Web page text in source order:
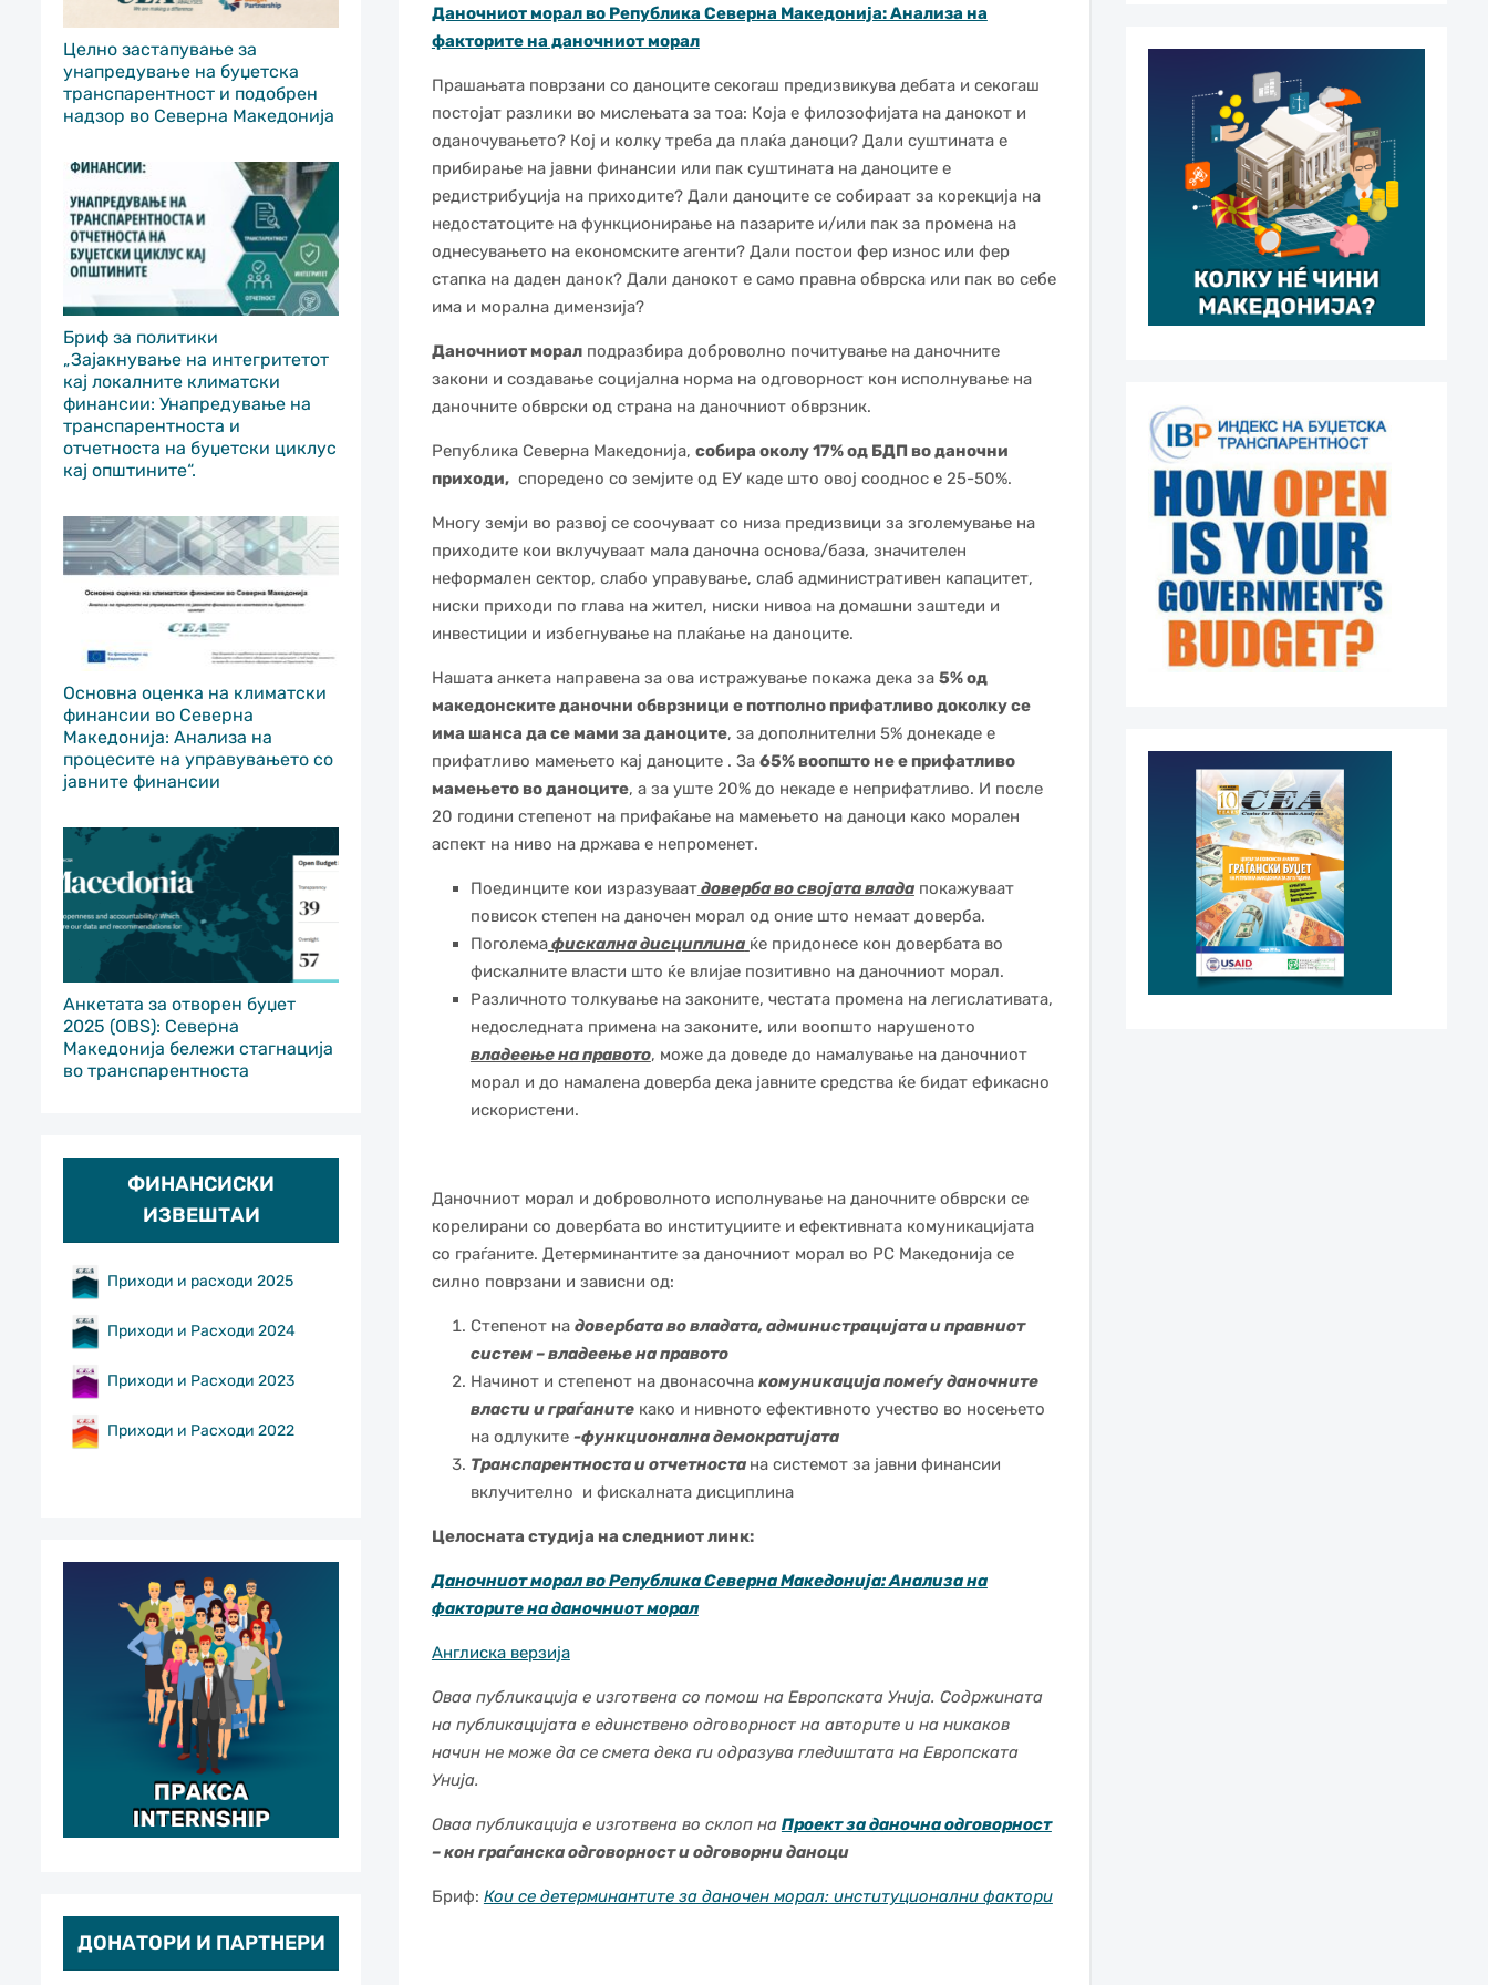
Целно застапување за
унапредување на буџетска
транспарентност и подобрен
надзор во Северна Македонија
Бриф за политики
„Зајакнување на интегритетот
кај локалните климатски
финансии: Унапредување на
транспарентноста и
отчетноста на буџетски циклус
кај општините“.
Основна оценка на климатски
финансии во Северна
Македонија: Анализа на
процесите на управувањето со
јавните финансии
Анкетата за отворен буџет
2025 (OBS): Северна
Македонија бележи стагнација
во транспарентноста
ФИНАНСИСКИ
ИЗВЕШТАИ
Приходи и расходи 2025
Приходи и Расходи 2024
Приходи и Расходи 2023
Приходи и Расходи 2022
ДОНАТОРИ И ПАРТНЕРИ
Даночниот морал во Република Северна Македонија: Анализа на
факторите на даночниот морал
Прашањата поврзани со даноците секогаш предизвикува дебата и секогаш
постојат разлики во мислењата за тоа: Која е филозофијата на данокот и
оданочувањето? Кој и колку треба да плаќа даноци? Дали суштината е
прибирање на јавни финансии или пак суштината на даноците е
редистрибуција на приходите? Дали даноците се собираат за корекција на
недостатоците на функционирање на пазарите и/или пак за промена на
однесувањето на економските агенти? Дали постои фер износ или фер
стапка на даден данок? Дали данокот е само правна обврска или пак во себе
има и морална димензија?
Даночниот моралподразбира доброволно почитување на даночните
закони и создавање социјална норма на одговорност кон исполнување на
даночните обврски од страна на даночниот обврзник.
Република Северна Македонија, собира околу 17% од БДП во даночни
приходи,споредено со земјите од ЕУ каде што овој сооднос е 25-50%.
Многу земји во развој се соочуваат со низа предизвици за зголемување на
приходите кои вклучуваат мала даночна основа/база, значителен
неформален сектор, слабо управување, слаб административен капацитет,
ниски приходи по глава на жител, ниски нивоа на домашни заштеди и
инвестиции и избегнување на плаќање на даноците.
Нашата анкета направена за ова истражување покажа дека за 5% од
македонските даночни обврзници е потполно прифатливо доколку се
има шанса да се мами за даноците, за дополнителни 5% донекаде е
прифатливо мамењето кај даноците . За 65% воопшто не е прифатливо
мамењето во даноците, а за уште 20% до некаде е неприфатливо. И после
20 години степенот на прифаќање на мамењето на даноци како морален
аспект на ниво на држава е непроменет.
Поединците кои изразуваатдоверба во својата владапокажуваат
повисок степен на даночен морал од оние што немаат доверба.
Поголемафискална дисциплина ќе придонесе кон довербата во
фискалните власти што ќе влијае позитивно на даночниот морал.
Различното толкување на законите, честата промена на легислативата,
недоследната примена на законите, или воопшто нарушеното
владеење на правото, може да доведе до намалување на даночниот
морал и до намалена доверба дека јавните средства ќе бидат ефикасно
искористени.
Даночниот морал и доброволното исполнување на даночните обврски се
корелирани со довербата во институциите и ефективната комуникацијата
со граѓаните. Детерминантите за даночниот морал во РС Македонија се
силно поврзани и зависни од:
Степенот на довербата во владата, администрацијата и правниот
систем – владеење на правото
Начинот и степенот на двонасочна комуникација помеѓу даночните
власти и граѓанитекако и нивното ефективното учество во носењето
на одлуките -функционална демократијата
Транспарентноста и отчетноста на системот за јавни финансии
вклучително и фискалната дисциплина
Целосната студија на следниот линк:
Даночниот морал во Република Северна Македонија: Анализа на
факторите на даночниот морал
Англиска верзија
Оваа публикација е изготвена со помош на Европската Унија. Содржината
на публикацијата е единствено одговорност на авторите и на никаков
начин не може да се смета дека ги одразува гледиштата на Европската
Унија.
Оваа публикација е изготвена во склоп на Проект за даночна одговорност
– кон граѓанска одговорност и одговорни даноци
Бриф: Кои се детерминантите за даночен морал: институционални фактори